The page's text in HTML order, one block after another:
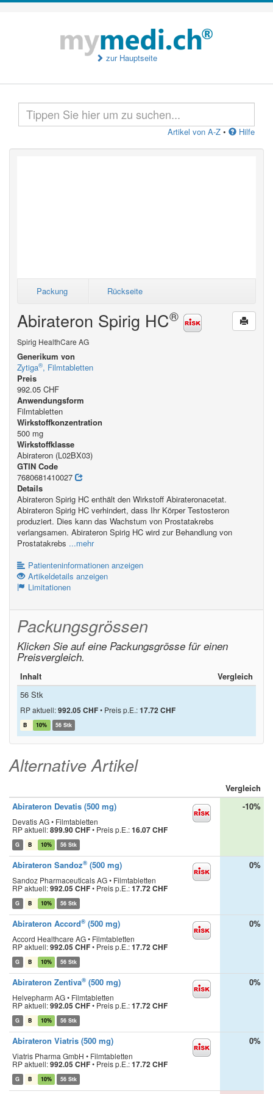
zur Hauptseite
Artikel von A-Z • Hilfe
Packung Rückseite
Abirateron Spirig HC®
Spirig HealthCare AG
Generikum von
Zytiga®, Filmtabletten
Preis
992.05 CHF
Anwendungsform
Filmtabletten
Wirkstoffkonzentration
500 mg
Wirkstoffklasse
Abirateron (L02BX03)
GTIN Code
7680681410027
Details
Abirateron Spirig HC enthält den Wirkstoff Abirateronacetat.
Abirateron Spirig HC verhindert, dass Ihr Körper Testosteron
produziert. Dies kann das Wachstum von Prostatakrebs
verlangsamen. Abirateron Spirig HC wird zur Behandlung von
Prostatakrebs ...mehr
Patienteninformationen anzeigen
Artikeldetails anzeigen
Limitationen
Packungsgrössen
Klicken Sie auf eine Packungsgrösse für einen
Preisvergleich.
Inhalt
Vergleich
56 Stk
RP aktuell:992.05 CHF• Preis p.E.:17.72 CHF
B 10% 56 Stk
Alternative Artikel
Vergleich
Abirateron Devatis (500 mg)
Devatis AG • Filmtabletten
RP aktuell:899.90 CHF• Preis p.E.:16.07 CHF
G B 10% 56 Stk
-10%
Abirateron Sandoz® (500 mg)
Sandoz Pharmaceuticals AG • Filmtabletten
RP aktuell:992.05 CHF• Preis p.E.:17.72 CHF
G B 10% 56 Stk
0%
Abirateron Accord® (500 mg)
Accord Healthcare AG • Filmtabletten
RP aktuell:992.05 CHF• Preis p.E.:17.72 CHF
G B 10% 56 Stk
0%
Abirateron Zentiva® (500 mg)
Helvepharm AG • Filmtabletten
RP aktuell:992.05 CHF• Preis p.E.:17.72 CHF
G B 10% 56 Stk
0%
Abirateron Viatris (500 mg)
Viatris Pharma GmbH • Filmtabletten
RP aktuell:992.05 CHF• Preis p.E.:17.72 CHF
G B 10% 56 Stk
0%